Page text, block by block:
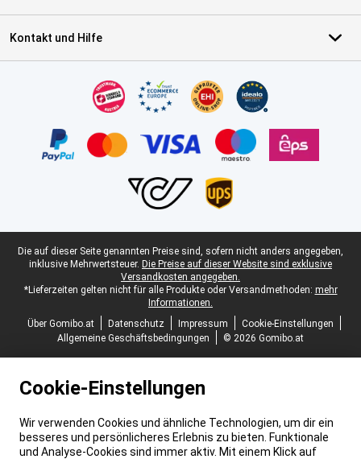
Kontakt und Hilfe
Juristische Fußzeile
Die auf dieser Seite genannten Preise sind, sofern nicht anders angegeben,
inklusive Mehrwertsteuer. Die Preise auf dieser Website sind exklusive
Versandkosten angegeben.
*Lieferzeiten gelten nicht für alle Produkte oder Versandmethoden: mehr
Informationen.
Über Gomibo.at
Datenschutz Impressum
Cookie-Einstellungen
Allgemeine Geschäftsbedingungen
© 2026 Gomibo.at
Cookie-Einstellungen
Wir verwenden Cookies und ähnliche Technologien, um dir ein
besseres und persönlicheres Erlebnis zu bieten. Funktionale
und Analyse-Cookies sind immer aktiv. Mit einem Klick auf